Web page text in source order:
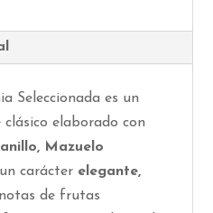
Seleccionada es un
clásico elaborado con
Mazuelo
carácter elegante,
de frutas